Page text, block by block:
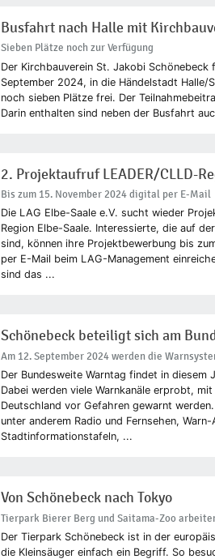
Busfahrt nach Halle mit
Sieben Plätze noch zur Verfügung
Der Kirchbauverein St. Jakobi Schönebeck
September 2024, in die Händelstadt Halle/
noch sieben Plätze frei. Der
Darin enthalten sind neben der Busfahrt
2. Projektaufruf LEADER/CLLD-
Bis zum 15. November 2024 digital per E-Mail
Die LAG Elbe-Saale e.V. sucht wieder
Region Elbe-Saale. Interessierte, die auf
sind, können ihre Projektbewerbung bis
per E-Mail beim LAG-Management
sind das ...
Schönebeck beteiligt sich am
Am 12. September 2024 werden die
Der Bundesweite Warntag findet in diesem
Dabei werden viele Warnkanäle erprobt,
Deutschland vor Gefahren gewarnt
unter anderem Radio und Fernsehen,
Stadtinformationstafeln, ...
Von Schönebeck nach Tokyo
Tierpark Bierer Berg und Saitama-Zoo
Der Tierpark Schönebeck ist in der
die Kleinsäuger einfach ein Begriff. So